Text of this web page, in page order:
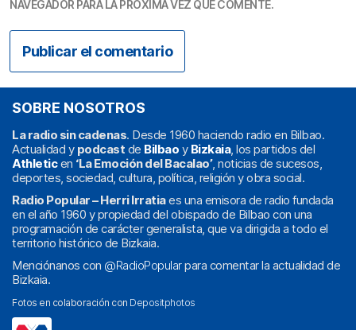
NAVEGADOR PARA LA PRÓXIMA VEZ QUE COMENTE.
SOBRE NOSOTROS
La radio sin cadenas. Desde 1960 haciendo radio en Bilbao.
Actualidad y podcast de Bilbao y Bizkaia, los partidos del
Athleticen ‘La Emoción del Bacalao’, noticias de sucesos,
deportes, sociedad, cultura, política, religión y obra social.
Radio Popular – Herri Irratiaes una emisora de radio fundada
en el año 1960 y propiedad del obispado de Bilbao con una
programación de carácter generalista, que va dirigida a todo el
territorio histórico de Bizkaia.
Menciónanos con @RadioPopularpara comentar la actualidad de
Bizkaia.
Fotos en colaboración con Depositphotos